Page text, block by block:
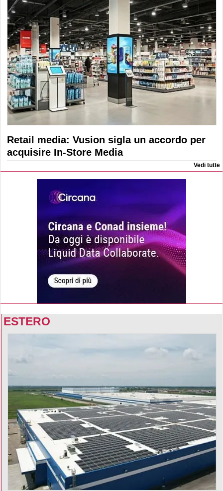
Retail media: Vusion sigla un accordo per
acquisire In-Store Media
Vedi tutte
ESTERO